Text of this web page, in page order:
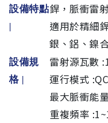
設備特點
|
銲，脈衝雷
適用於精細
銀、鋁、鎳
設備規
格 |
雷射源瓦數
運行模式
最大脈衝能
重複頻率